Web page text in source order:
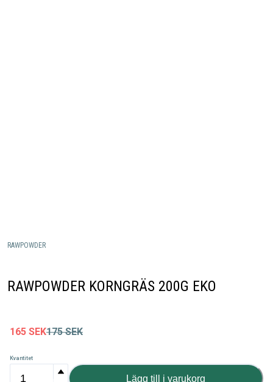
RAWPOWDER
RAWPOWDER KORNGRÄS 200G EKO
165 SEK175 SEK
Kvantitet
Lägg till i varukorg